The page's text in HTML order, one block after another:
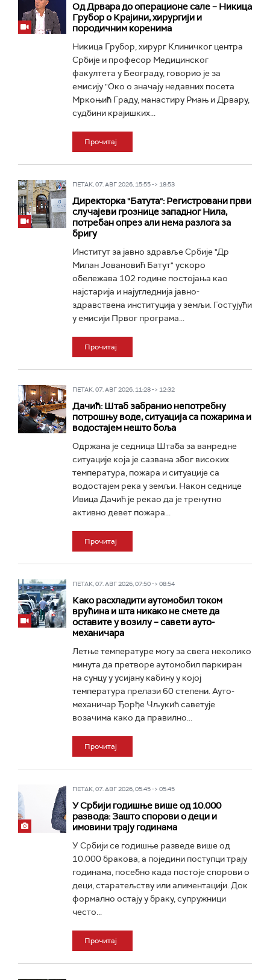
Од Дрвара до операционе сале – Никица
Грубор о Крајини, хирургији и
породичним коренима
Никица Грубор, хирург Клиничког центра
Србије и професор Медицинског
факултета у Београду, говорио је за
емисију "Око о значају недавних посета
Мркоњић Граду, манастиру Рмањ и Дрвару,
судбини крајишких...
Прочитај
ПЕТАК, 07. АВГ 2026, 15:55 -> 18:53
Директорка "Батута": Регистровани први
случајеви грознице западног Нила,
потребан опрез али нема разлога за
бригу
Институт за јавно здравље Србије "Др
Милан Јовановић Батут" ускоро
обележава 102 године постојања као
најстарија и најугледнија јавно-
здравствена институција у земљи. Гостујући
у емисији Првог програма...
Прочитај
ПЕТАК, 07. АВГ 2026, 11:28 -> 12:32
Дачић: Штаб забранио непотребну
потрошњу воде, ситуација са пожарима и
водостајем нешто боља
Одржана је седница Штаба за ванредне
ситуације која је сазвана због високих
температура, пожара и ситуације са
водостајем река у земљи. Након седнице
Ивица Дачић је рекао да је тренутно
активно девет пожара...
Прочитај
ПЕТАК, 07. АВГ 2026, 07:50 -> 08:54
Како расхладити аутомобил током
врућина и шта никако не смете да
оставите у возилу – савети ауто-
механичара
Летње температуре могу за свега неколико
минута да претворе аутомобил паркиран
на сунцу у усијану кабину у којој
температура прелази 60 степени. Ауто-
механичар Ђорђе Чљукић саветује
возачима како да правилно...
Прочитај
ПЕТАК, 07. АВГ 2026, 05:45 -> 05:45
У Србији годишње више од 10.000
развода: Зашто спорови о деци и
имовини трају годинама
У Србији се годишње разведе више од
10.000 бракова, a поједини поступци трају
годинама, посебно када постоје спорови о
деци, старатељству или алиментацији. Док
формално остају у браку, супружници
често...
Прочитај